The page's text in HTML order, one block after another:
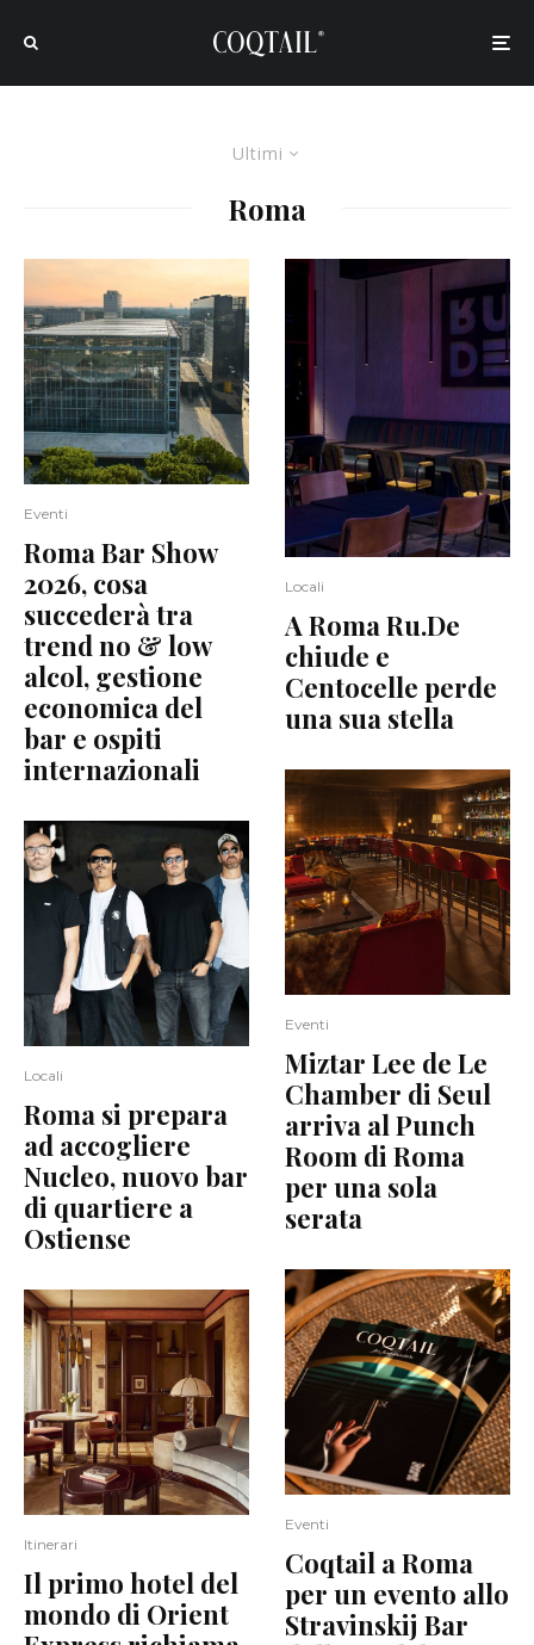
Ultimi
Roma
Eventi
Roma Bar Show
2026, cosa
succederà tra
trend no & low
alcol, gestione
economica del
bar e ospiti
internazionali
Locali
Roma si prepara
ad accogliere
Nucleo, nuovo bar
di quartiere a
Ostiense
Itinerari
Il primo hotel del
mondo di Orient
Locali
A Roma Ru.De
chiude e
Centocelle perde
una sua stella
Eventi
Miztar Lee de Le
Chamber di Seul
arriva al Punch
Room di Roma
per una sola
serata
Eventi
Coqtail a Roma
per un evento allo
Stravinskij Bar